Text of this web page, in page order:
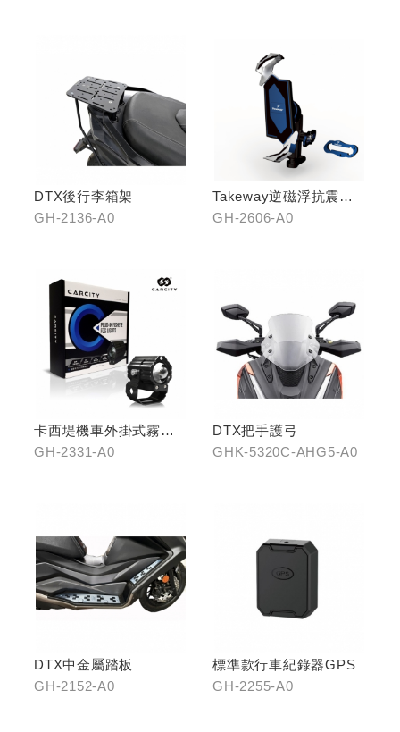
DTX後行李箱架
GH-2136-A0
Takeway逆磁浮抗震手
機架
GH-2606-A0
卡西堤機車外掛式霧燈
組(雙燈)
GH-2331-A0
DTX把手護弓
GHK-5320C-AHG5-A0
DTX中金屬踏板
GH-2152-A0
標準款行車紀錄器GPS
GH-2255-A0